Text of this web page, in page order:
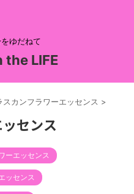
ゆだねて
the LIFE
スカンフラワーエッセンス >
センス
ーエッセンス
ッセンス